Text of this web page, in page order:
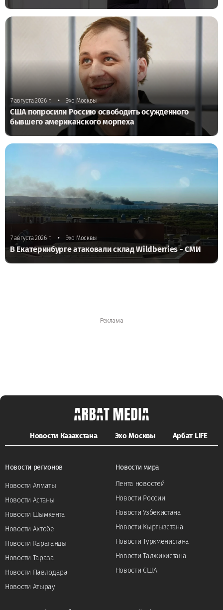
7 августа 2026 г. • Эхо Москвы
США попросили Россию освободить осужденного
бывшего американского морпеха
7 августа 2026 г. • Эхо Москвы
В Екатеринбурге атаковали склад Wildberries - СМИ
Новости Казахстана Эхо Москвы Арбат LIFE
Новости регионов
Новости Алматы
Новости Астаны
Новости Шымкента
Новости Актобе
Новости Караганды
Новости Тараза
Новости Павлодара
Новости Атырау
Новости мира
Лента новостей
Новости России
Новости Узбекистана
Новости Кыргызстана
Новости Туркменистана
Новости Таджикистана
Новости США